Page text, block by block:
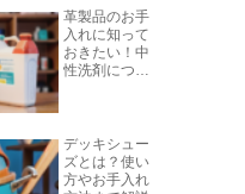
革製品のお手
入れに知って
おきたい！中
性洗剤につい
デッキシュー
ズとは？使い
方やお手入れ